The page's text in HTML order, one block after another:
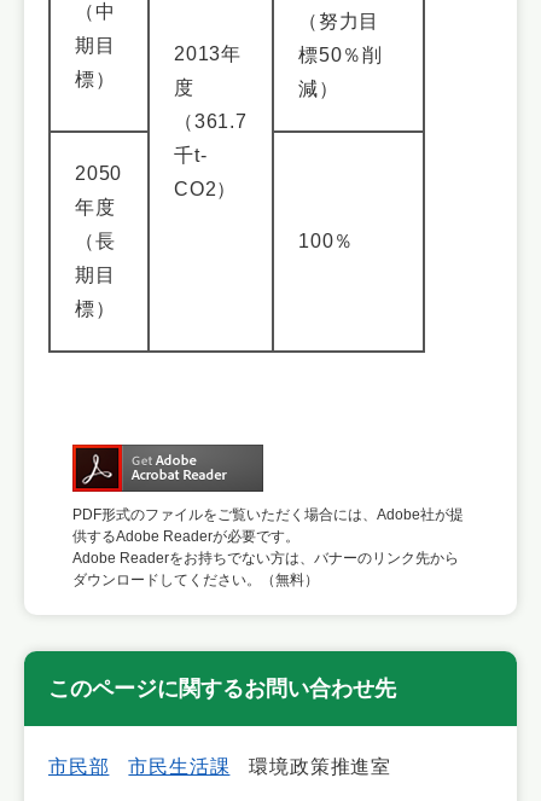
（中
期目
標）
2013年
度
（361.7
千t-
CO2）
（努力目
標50％削
減）
2050
年度
（長
期目
標）
100％
PDF形式のファイルをご覧いただく場合には、Adobe社が提
供するAdobe Readerが必要です。
Adobe Readerをお持ちでない方は、バナーのリンク先から
ダウンロードしてください。（無料）
このページに関するお問い合わせ先
市民部 市民生活課 環境政策推進室